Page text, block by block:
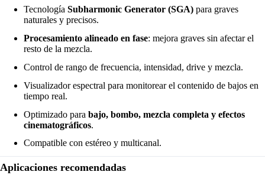
Tecnología Subharmonic Generator (SGA) para graves
naturales y precisos.
Procesamiento alineado en fase: mejora graves sin afectar el
resto de la mezcla.
Control de rango de frecuencia, intensidad, drive y mezcla.
Visualizador espectral para monitorear el contenido de bajos en
tiempo real.
Optimizado para bajo, bombo, mezcla completa y efectos
cinematográficos.
Compatible con estéreo y multicanal.
Aplicaciones recomendadas